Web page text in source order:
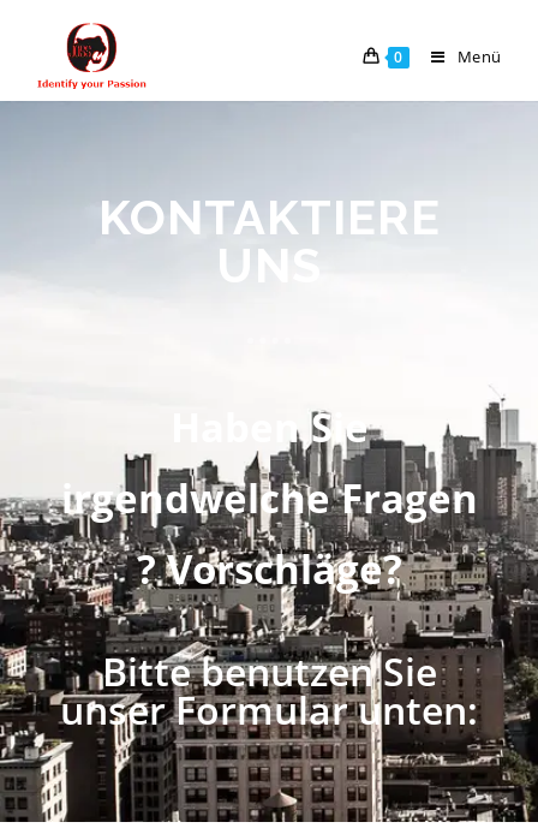
0 Menü
KONTAKTIERE
UNS
Haben Sie
irgendwelche Fragen
? Vorschläge?
Bitte benutzen Sie
unser Formular unten: